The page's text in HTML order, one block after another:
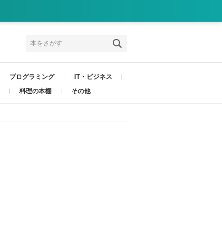
プログラミング
IT・ビジネス
料理の本棚 その他